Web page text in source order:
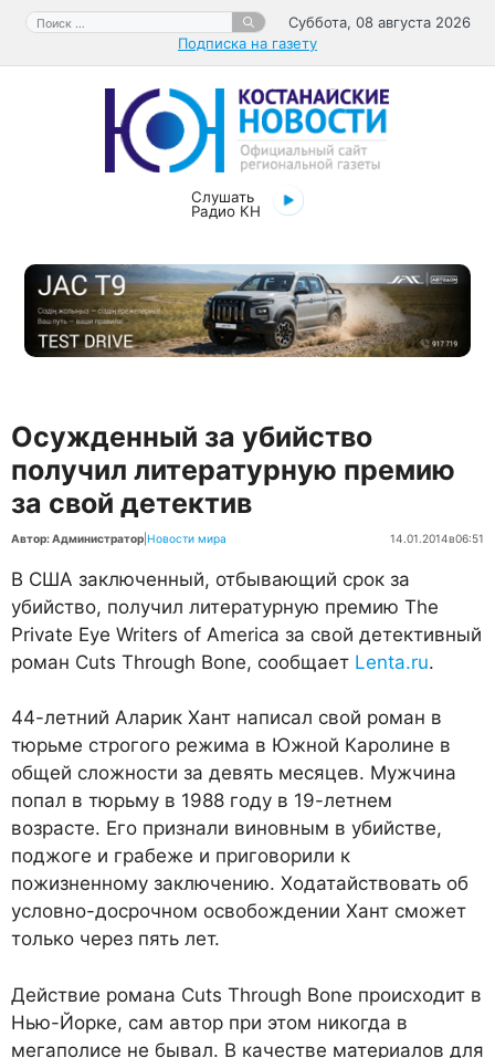
Перейти
содержимому
Поиск:
Суббота, 08 августа 2026
Подписка на газету
Слушать
Радио КН
Осужденный за убийство
получил литературную премию
за свой детектив
Автор: Администратор Новости мира 14.01.2014в06:51
В США заключенный, отбывающий срок за
убийство, получил литературную премию The
Private Eye Writers of America за свой детективный
роман Cuts Through Bone, сообщает Lenta.ru.
44-летний Аларик Хант написал свой роман в
тюрьме строгого режима в Южной Каролине в
общей сложности за девять месяцев. Мужчина
попал в тюрьму в 1988 году в 19-летнем
возрасте. Его признали виновным в убийстве,
поджоге и грабеже и приговорили к
пожизненному заключению. Ходатайствовать об
условно-досрочном освобождении Хант сможет
только через пять лет.
Действие романа Cuts Through Bone происходит в
Нью-Йорке, сам автор при этом никогда в
мегаполисе не бывал. В качестве материалов для